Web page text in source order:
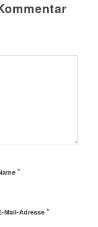
*
Mail-Adresse *